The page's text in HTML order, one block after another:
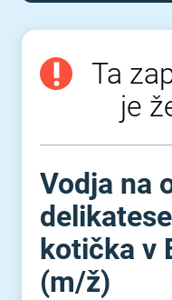
Ta
je
Vodja na
kotička v
(m⁠/⁠ž)